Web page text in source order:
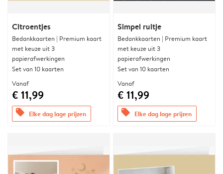
Citroentjes
Bedankkaarten | Premium kaart
met keuze uit 3
papierafwerkingen
Set van 10 kaarten
Vanaf
€ 11,99
offers Elke dag lage prijzen
Simpel ruitje
Bedankkaarten | Premium kaart
met keuze uit 3
papierafwerkingen
Set van 10 kaarten
Vanaf
€ 11,99
offers Elke dag lage prijzen